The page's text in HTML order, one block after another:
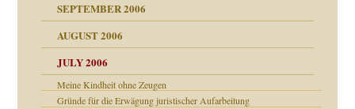
SEPTEMBER 2006
AUGUST 2006
JULY 2006
Meine Kindheit ohne Zeugen
Gründe für die Erwägung juristischer Aufarbeitung